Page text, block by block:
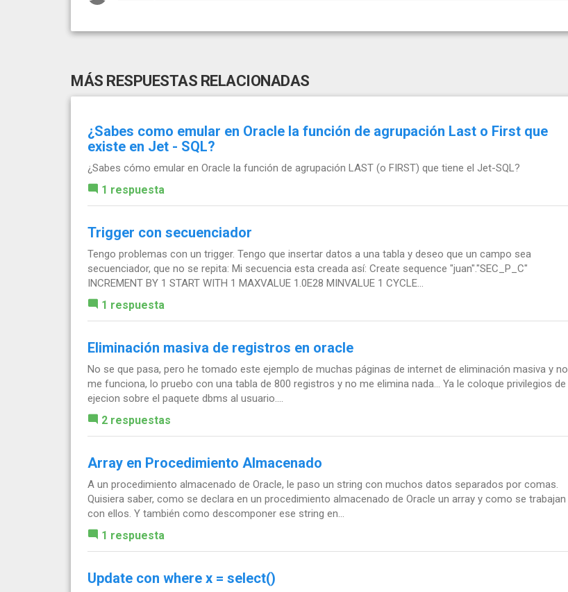
MÁS RESPUESTAS RELACIONADAS
¿Sabes como emular en Oracle la función de agrupación Last o First que
existe en Jet - SQL?
¿Sabes cómo emular en Oracle la función de agrupación LAST (o FIRST) que tiene el Jet-SQL?
1 respuesta
Trigger con secuenciador
Tengo problemas con un trigger. Tengo que insertar datos a una tabla y deseo que un campo sea
secuenciador, que no se repita: Mi secuencia esta creada así: Create sequence "juan"."SEC_P_C"
INCREMENT BY 1 START WITH 1 MAXVALUE 1.0E28 MINVALUE 1 CYCLE...
1 respuesta
Eliminación masiva de registros en oracle
No se que pasa, pero he tomado este ejemplo de muchas páginas de internet de eliminación masiva y no
me funciona, lo pruebo con una tabla de 800 registros y no me elimina nada... Ya le coloque privilegios de
ejecion sobre el paquete dbms al usuario....
2 respuestas
Array en Procedimiento Almacenado
A un procedimiento almacenado de Oracle, le paso un string con muchos datos separados por comas.
Quisiera saber, como se declara en un procedimiento almacenado de Oracle un array y como se trabajan
con ellos. Y también como descomponer ese string en...
1 respuesta
Update con where x = select()